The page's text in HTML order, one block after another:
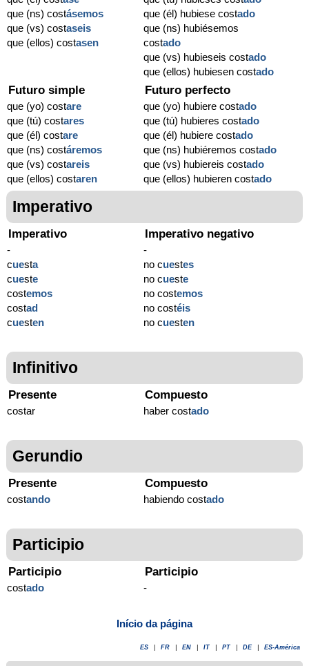
que (ns) costásemos
que (vs) costaseis
que (ellos) costasen
que (él) hubiese costado
que (ns) hubiésemos
costado
que (vs) hubieseis costado
que (ellos) hubiesen costado
Futuro simple
que (yo) costare
que (tú) costares
que (él) costare
que (ns) costáremos
que (vs) costareis
que (ellos) costaren
Futuro perfecto
que (yo) hubiere costado
que (tú) hubieres costado
que (él) hubiere costado
que (ns) hubiéremos costado
que (vs) hubiereis costado
que (ellos) hubieren costado
Imperativo
Imperativo
-
cuesta
cueste
costemos
costad
cuesten
Imperativo negativo
-
no cuestes
no cueste
no costemos
no costéis
no cuesten
Infinitivo
Presente
costar
Compuesto
haber costado
Gerundio
Presente
costando
Compuesto
habiendo costado
Participio
Participio
costado
Participio
-
Início da página
ES FR EN IT PT DE ES-América